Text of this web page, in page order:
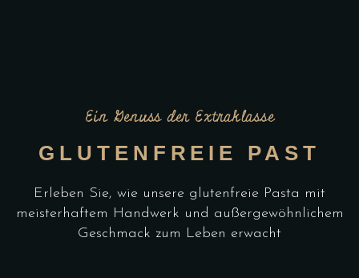
Ein Genuss der Extraklasse
GLUTENFREIE PAST
Erleben Sie, wie unsere glutenfreie Pasta mit
meisterhaftem Handwerk und außergewöhnlichem
Geschmack zum Leben erwacht